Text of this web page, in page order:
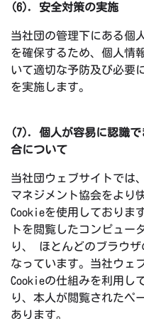
(6). 安全対策の実施
当社団の管理下にある個
を確保するため、個人情
いて適切な予防及び必要
を実施します。
(7). 個人が容易に認識で
合について
当社団ウェブサイトでは
マネジメント協会をより
Cookieを使用しておりま
トを閲覧したコンピュー
り、 ほとんどのブラウ
なっています。当社ウェ
Cookieの仕組みを利用し
り、本人が閲覧されたペ
あります。